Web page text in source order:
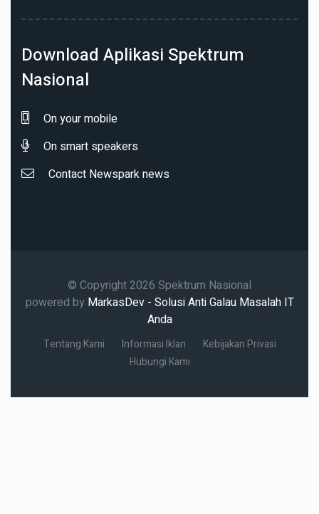
Download Aplikasi Spektrum
Nasional
On your mobile
On smart speakers
Contact Newspark news
© Copyright 2026 Spektrum Nasional
powered by MarkasDev - Solusi Anti Galau Masalah IT
Anda
Tentang Kami Informasi Iklan
Kebijakan Privasi
Hubungi Kami